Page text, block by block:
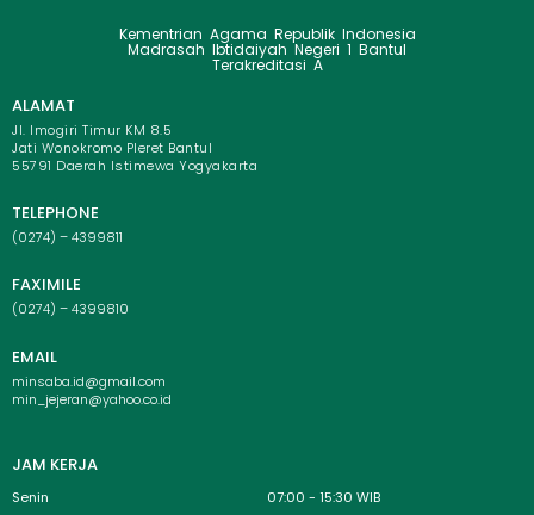
Kementrian Agama Republik Indonesia
Madrasah Ibtidaiyah Negeri 1 Bantul
Terakreditasi A
ALAMAT
Jl. Imogiri Timur KM 8.5
Jati Wonokromo Pleret Bantul
55791 Daerah Istimewa Yogyakarta
TELEPHONE
(0274) – 4399811
FAXIMILE
(0274) – 4399810
EMAIL
minsaba.id@gmail.com
min_jejeran@yahoo.co.id
JAM KERJA
Senin
07:00 - 15:30 WIB